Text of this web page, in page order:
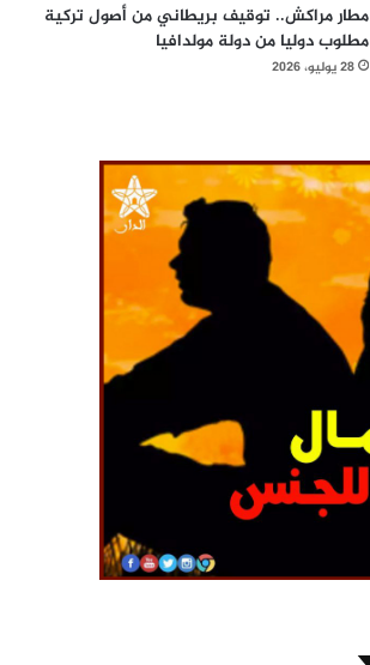
مطار مراكش.. توقيف بريطاني من أصول تركية
مطلوب دوليا من دولة مولدافيا
28 يوليو، 2026